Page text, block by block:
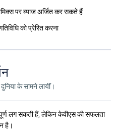
पर ब्याज अर्जित कर सकते हैं
को प्रेरित करना
के सामने लायीं।
लग सकती हैं, लेकिन केवीएस की सफलता
है।